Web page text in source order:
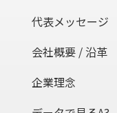
代表メッセージ
会社概要 / 沿革
企業理念